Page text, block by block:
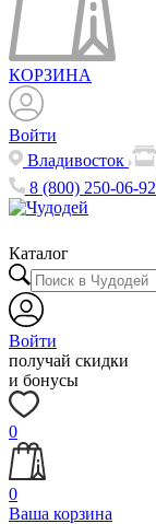
КОРЗИНА
Войти
Владивосток
8 (800) 250-06-92
Каталог
Войти
получай скидки
и бонусы
0
0
Ваша корзина